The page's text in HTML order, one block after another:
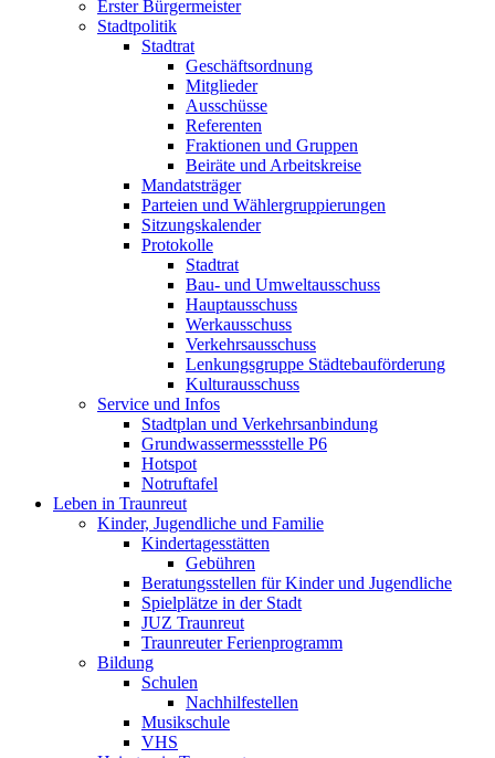
Erster Bürgermeister
Stadtpolitik
Stadtrat
Geschäftsordnung
Mitglieder
Ausschüsse
Referenten
Fraktionen und Gruppen
Beiräte und Arbeitskreise
Mandatsträger
Parteien und Wählergruppierungen
Sitzungskalender
Protokolle
Stadtrat
Bau- und Umweltausschuss
Hauptausschuss
Werkausschuss
Verkehrsausschuss
Lenkungsgruppe Städtebauförderung
Kulturausschuss
Service und Infos
Stadtplan und Verkehrsanbindung
Grundwassermessstelle P6
Hotspot
Notruftafel
Leben in Traunreut
Kinder, Jugendliche und Familie
Kindertagesstätten
Gebühren
Beratungsstellen für Kinder und Jugendliche
Spielplätze in der Stadt
JUZ Traunreut
Traunreuter Ferienprogramm
Bildung
Schulen
Nachhilfestellen
Musikschule
VHS